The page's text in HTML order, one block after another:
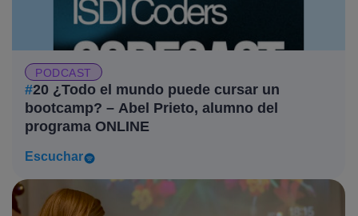
PODCAST
#20 ¿Todo el mundo puede cursar un
bootcamp? – Abel Prieto, alumno del
programa ONLINE
Escuchar